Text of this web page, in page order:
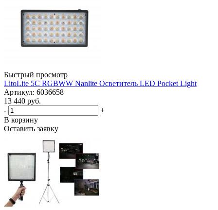
Быстрый просмотр
LitoLite 5C RGBWW Nanlite Осветитель LED Pocket Light
Артикул: 6036658
13 440 руб.
-
+
В корзину
Оставить заявку